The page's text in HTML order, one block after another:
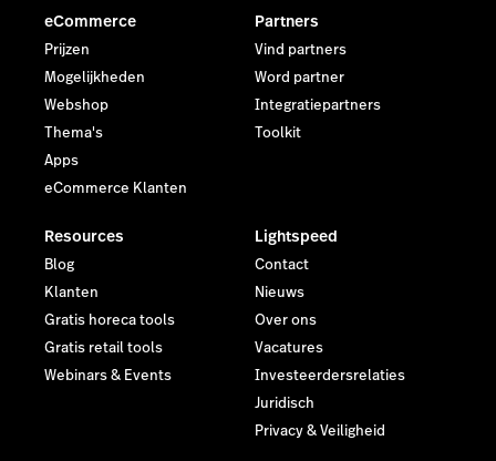
eCommerce
Prijzen
Mogelijkheden
Webshop
Thema's
Apps
eCommerce Klanten
Partners
Vind partners
Word partner
Integratiepartners
Toolkit
Resources
Blog
Klanten
Gratis horeca tools
Gratis retail tools
Webinars & Events
Lightspeed
Contact
Nieuws
Over ons
Vacatures
Investeerdersrelaties
Juridisch
Privacy & Veiligheid